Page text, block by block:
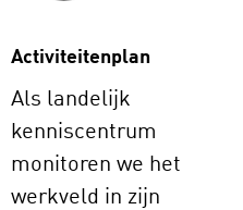
Activiteitenplan
Als landelijk
kenniscentrum
monitoren we het
werkveld in zijn